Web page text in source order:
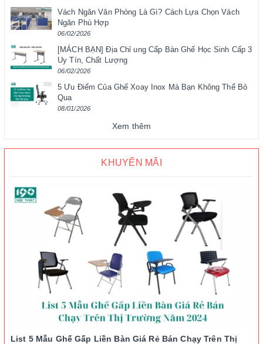
Vách Ngăn Văn Phòng Là Gì? Cách Lựa Chọn Vách
Ngăn Phù Hợp
06/02/2026
[MÁCH BẠN] Địa Chỉ ung Cấp Bàn Ghế Học Sinh Cấp 3
Uy Tín, Chất Lượng
06/02/2026
5 Ưu Điểm Của Ghế Xoay Inox Mà Bạn Không Thể Bỏ
Qua
08/01/2026
Xem thêm
KHUYẾN MÃI
List 5 Mẫu Ghế Gấp Liền Bàn Giá Rẻ Bán Chạy Trên Thị